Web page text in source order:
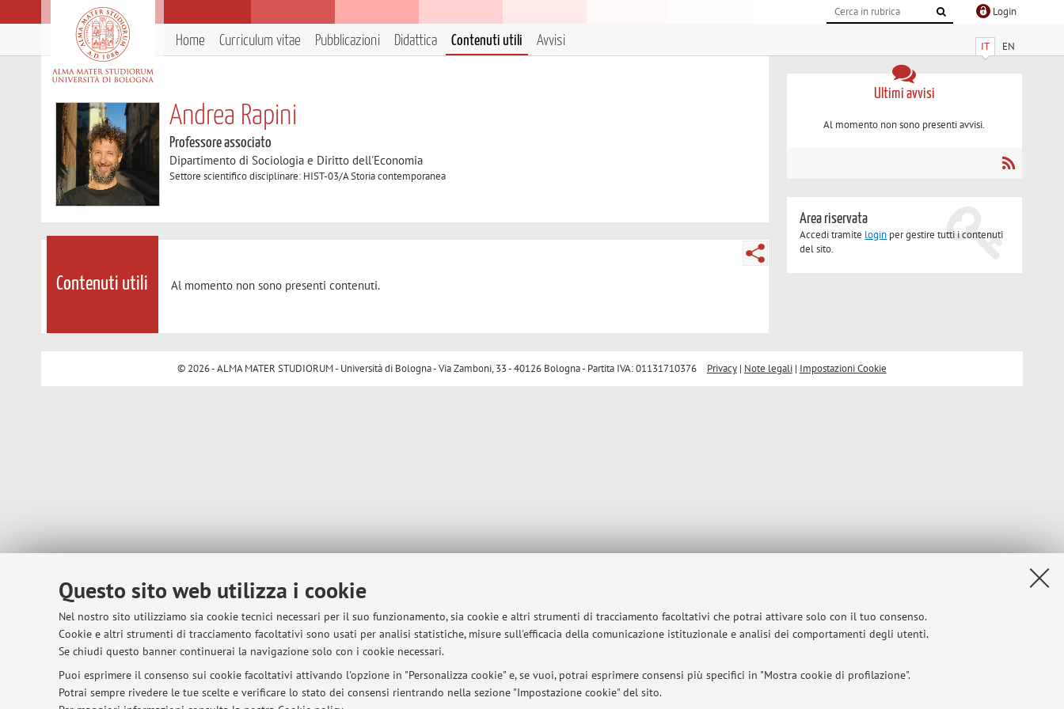
Questo sito web utilizza i cookie
Nel nostro sito utilizziamo sia cookie tecnici necessari per il suo funzionamento, sia cookie e altri strumenti di tracciamento facoltativi che potrai attivare solo con il tuo consenso.
Cookie e altri strumenti di tracciamento facoltativi sono usati per analisi statistiche, misure sull'efficacia della comunicazione istituzionale e analisi dei comportamenti degli utenti.
Se chiudi questo banner continuerai la navigazione solo con i cookie necessari.
Puoi esprimere il consenso sui cookie facoltativi attivando l'opzione in "Personalizza cookie" e, se vuoi, potrai esprimere consensi più specifici in "Mostra cookie di profilazione".
Potrai sempre rivedere le tue scelte e verificare lo stato dei consensi rientrando nella sezione "Impostazione cookie" del sito.
Login
IT EN
Home Curriculum vitae Pubblicazioni Didattica Contenuti utili Avvisi
Andrea Rapini
Professore associato
Dipartimento di Sociologia e Diritto dell'Economia
Settore scientifico disciplinare: HIST-03/A Storia contemporanea
Contenuti utili Al momento non sono presenti contenuti.
Ultimi avvisi
Al momento non sono presenti avvisi.
Area riservata
Accedi tramite login per gestire tutti i contenuti
del sito.
© 2026 - ALMA MATER STUDIORUM - Università di Bologna - Via Zamboni, 33 - 40126 Bologna - Partita IVA: 01131710376 Privacy| Note legali| Impostazioni Cookie